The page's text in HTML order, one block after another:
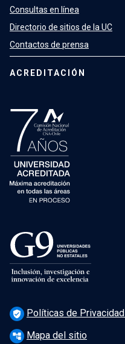
Consultas en línea
Directorio de sitios de la UC
Contactos de prensa
ACREDITACIÓN
verified_user Políticas de Privacidad
account_tree Mapa del sitio